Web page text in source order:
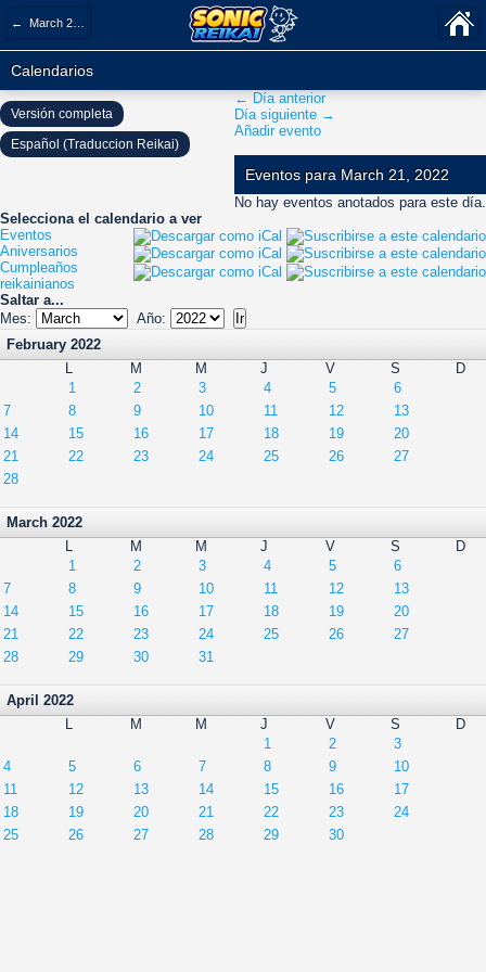
← March 2022
Calendarios
← Día anterior
Día siguiente →
Añadir evento
Eventos para March 21, 2022
No hay eventos anotados para este día.
Selecciona el calendario a ver
Eventos
Aniversarios
Cumpleaños
reikainianos
Saltar a...
Mes:
Año:
February 2022
L
M M J V S
D
1
2 3 4 5
6
7
8 9 10 11 12
13
14
15 16 17 18 19
20
21
22 23 24 25 26
27
28
March 2022
L
M M J V S
D
1
2 3 4 5
6
7
8 9 10 11 12
13
14
15 16 17 18 19
20
21
22 23 24 25 26
27
28
29 30 31
April 2022
L
M M J V S
D
1
2
3
4
5 6 7 8 9
10
11
12 13 14 15 16
17
18
19 20 21 22 23
24
25
26 27 28 29 30
Versión completa
Español (Traduccion Reikai)